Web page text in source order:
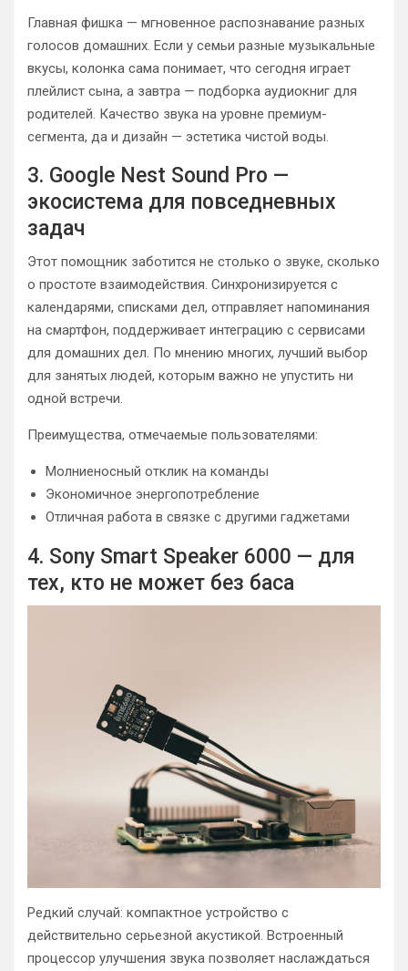
Главная фишка — мгновенное распознавание разных
голосов домашних. Если у семьи разные музыкальные
вкусы, колонка сама понимает, что сегодня играет
плейлист сына, а завтра — подборка аудиокниг для
родителей. Качество звука на уровне премиум-
сегмента, да и дизайн — эстетика чистой воды.
3. Google Nest Sound Pro —
экосистема для повседневных
задач
Этот помощник заботится не столько о звуке, сколько
о простоте взаимодействия. Синхронизируется с
календарями, списками дел, отправляет напоминания
на смартфон, поддерживает интеграцию с сервисами
для домашних дел. По мнению многих, лучший выбор
для занятых людей, которым важно не упустить ни
одной встречи.
Преимущества, отмечаемые пользователями:
Молниеносный отклик на команды
Экономичное энергопотребление
Отличная работа в связке с другими гаджетами
4. Sony Smart Speaker 6000 — для
тех, кто не может без баса
Редкий случай: компактное устройство с
действительно серьезной акустикой. Встроенный
процессор улучшения звука позволяет наслаждаться